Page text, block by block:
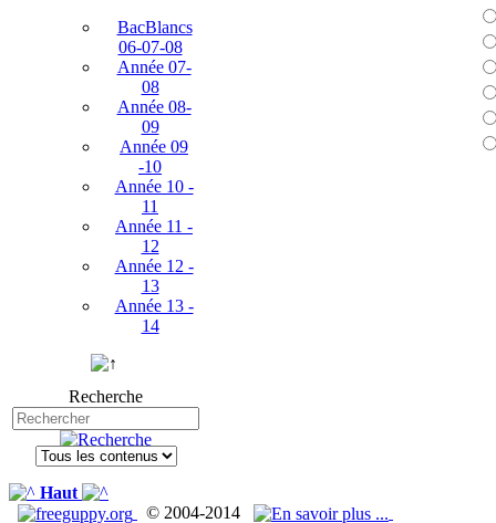
BacBlancs
06-07-08
Année 07-
08
Année 08-
09
Année 09
-10
Année 10 -
11
Année 11 -
12
Année 12 -
13
Année 13 -
14
Recherche
Haut
© 2004-2014